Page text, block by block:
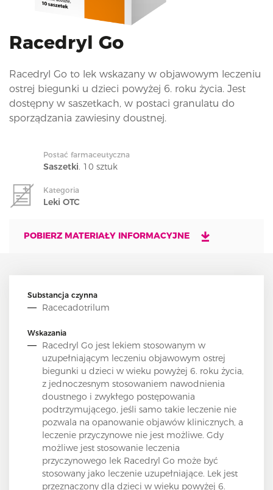
Racedryl Go
Racedryl Go to lek wskazany w objawowym leczeniu
ostrej biegunki u dzieci powyżej 6. roku życia. Jest
dostępny w saszetkach, w postaci granulatu do
sporządzania zawiesiny doustnej.
Postać farmaceutyczna
Saszetki. 10 sztuk
Kategoria
Leki OTC
POBIERZ MATERIAŁY INFORMACYJNE
Substancja czynna
Racecadotrilum
Wskazania
Racedryl Go jest lekiem stosowanym w
uzupełniającym leczeniu objawowym ostrej
biegunki u dzieci w wieku powyżej 6. roku życia,
z jednoczesnym stosowaniem nawodnienia
doustnego i zwykłego postępowania
podtrzymującego, jeśli samo takie leczenie nie
pozwala na opanowanie objawów klinicznych, a
leczenie przyczynowe nie jest możliwe. Gdy
możliwe jest stosowanie leczenia
przyczynowego lek Racedryl Go może być
stosowany jako leczenie uzupełniające. Lek jest
przeznaczony dla dzieci w wieku powyżej 6.